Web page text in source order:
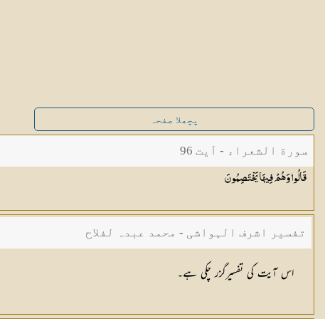
پچھلا صفحہ
سورة الشعراء - آیت 96
قَالُوا وَهُمْ فِيهَايَخْتَصِمُونَ
تفسیر اشرف الہواشی - محمد عبدہ لفلاح
اس آیت کی تفسیرگزر چکی ہے۔